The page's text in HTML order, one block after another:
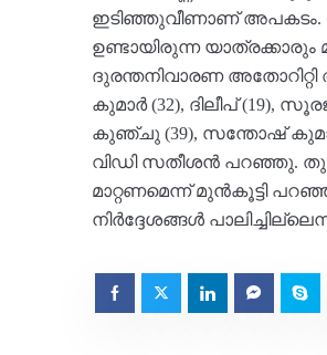
ഇടിഞ്ഞുവീണാണ് അപകടം.
ഉണ്ടായിരുന്ന യാത്രക്കാരും
ദുരന്തനിവാരണ
കുമാർ (32), ദിലീപ് (19),
കുഞ്ചു (39), സന്തോഷ്
വിഡി സതീശൻ പറഞ്ഞു.
മാറ്റണമെന്ന് മുൻകൂട്ടി
നിർദ്ദേശങ്ങൾ